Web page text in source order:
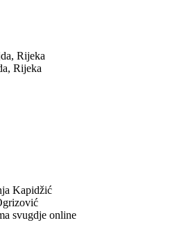
Rijeka
Rijeka
Kapidžić
svugdje online